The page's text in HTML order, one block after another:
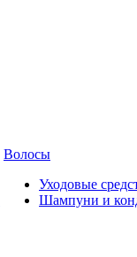
Волосы
Уходовые
Шампуни и